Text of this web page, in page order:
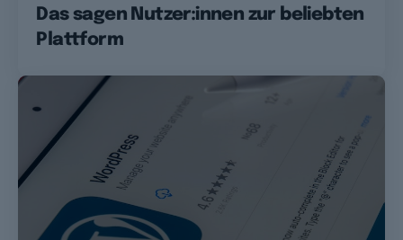
Das sagen Nutzer:innen zur beliebten
Plattform